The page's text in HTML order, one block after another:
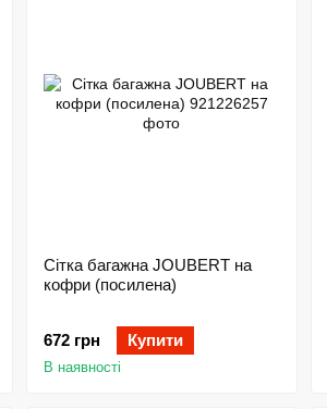
Сітка багажна JOUBERT на
кофри (посилена)
672 грн Купити
В наявності